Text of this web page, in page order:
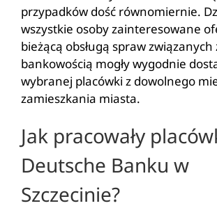
przypadków dość równomiernie.
wszystkie osoby zainteresowane
bieżącą obsługą spraw związanych
bankowością mogły wygodnie
wybranej placówki z dowolnego
zamieszkania miasta.
Jak pracowały
Deutsche Banku w
Szczecinie?